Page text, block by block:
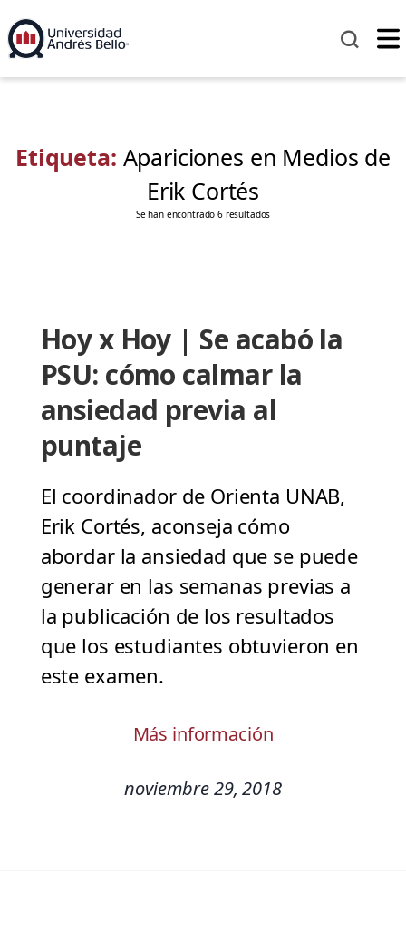
Etiqueta: Apariciones en Medios de
Erik Cortés
Se han encontrado 6 resultados
Hoy x Hoy | Se acabó la
PSU: cómo calmar la
ansiedad previa al
puntaje
El coordinador de Orienta UNAB,
Erik Cortés, aconseja cómo
abordar la ansiedad que se puede
generar en las semanas previas a
la publicación de los resultados
que los estudiantes obtuvieron en
este examen.
Más información
noviembre 29, 2018